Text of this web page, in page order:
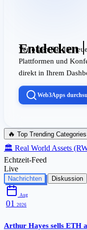
Entdecken
Verfolgen Sie die
Plattformen und
direkt in Ihrem
Web3Apps
🔥 Top Trending Categories
🏛️ Real World Assets
Echtzeit-Feed
Live
Nachrichten Diskussion
Aug
01 2026
Arthur Hayes sells ETH